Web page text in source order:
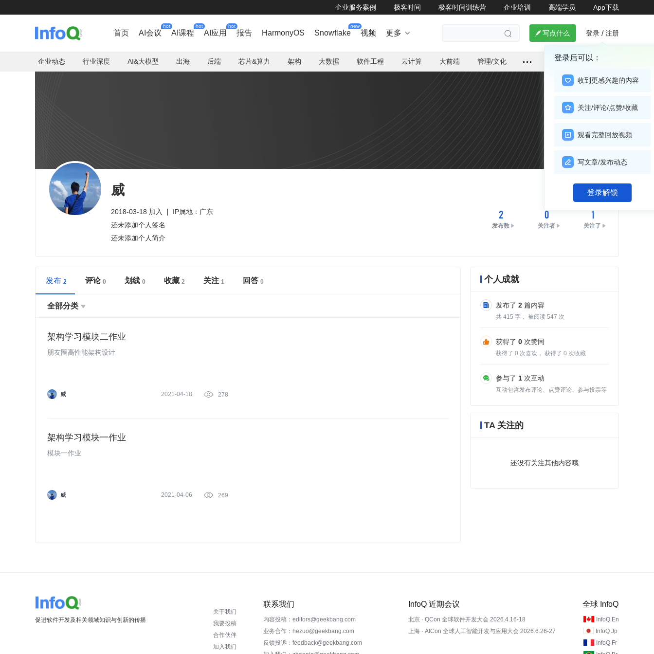
企业服务案例 极客时间 极客时间训练营 企业培训 高端学员 App下载
首页 AI会议
hot
AI课程
hot
AI应用
hot
报告 HarmonyOS Snowflake
new
视频 更多    写点什么 登录 / 注册
登录后可以：
收到更感兴趣的内容
关注/评论/点赞/收藏
观看完整回放视频
写文章/发布动态
登录解锁
企业动态 行业深度 AI&大模型 出海 后端 芯片&算力 架构 大数据 软件工程 云计算 大前端 管理/文化
威
2018-03-18 加入
IP属地：广东
还未添加个人签名
还未添加个人简介
关注
2
发布数
0
关注者
1
关注了
发布 评论 划线 收藏 关注 回答
全部分类 
架构学习模块二作业
朋友圈高性能架构设计
威 2021-04-18  278
架构学习模块一作业
模块一作业
威 2021-04-06  269
个人成就
发布了 2 篇内容
共 415 字， 被阅读 547 次
获得了 0 次赞同
获得了 0 次喜欢， 获得了 0 次收藏
参与了 1 次互动
互动包含发布评论、点赞评论、参与投票等
TA 关注的
还没有关注其他内容哦
促进软件开发及相关领域知识与创新的传播
关于我们
我要投稿
合作伙伴
加入我们
联系我们
内容投稿：editors@geekbang.com
业务合作：hezuo@geekbang.com
反馈投诉：feedback@geekbang.com
InfoQ 近期会议
北京 · QCon 全球软件开发大会 2026.4.16-18
上海 · AICon 全球人工智能开发与应用大会 2026.6.26-27
全球 InfoQ
InfoQ En
InfoQ Jp
InfoQ Fr